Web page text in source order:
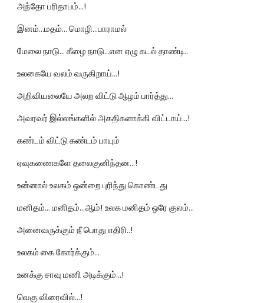
அந்தோ பரிதாபம்...!
இனம்...மதம்... மொழி...பாராமல்
மேலை நாடு... கீழை நாடு...என ஏழு கடல் தாண்டி..
உலகையே வலம் வருகிறாய்...!
அறிவியலையே அலற விட்டு ஆழம் பார்த்து...
அவரவர் இல்லங்களில் அகதிகளாக்கி விட்டாய்...!
கண்டம் விட்டு கண்டம் பாயும்
ஏவுகணைகளே தலைகுனிந்தன...!
உன்னால் உலகம் ஒன்றை புரிந்து கொண்டது
மனிதம்... மனிதம்...ஆம்! உலக மனிதம் ஒரே குலம்...
அனைவருக்கும் நீ பொது எதிரி..!
உலகம் கை கோர்க்கும்...
உனக்கு சாவு மணி அடிக்கும்...!
வெகு விரைவில்...!